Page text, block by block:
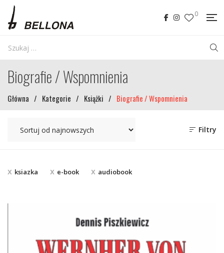
0
Biografie / Wspomnienia
Główna / Kategorie / Książki / Biografie / Wspomnienia
Filtry
ksiazka e-book audiobook